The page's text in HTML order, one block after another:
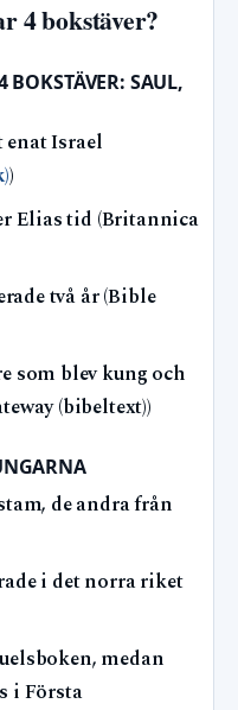
4 bokstäver?
SAUL,
enat Israel
)
Elias tid (Britannica
två år (Bible
som blev kung och
(bibeltext))
de andra från
i det norra riket
medan
i Första